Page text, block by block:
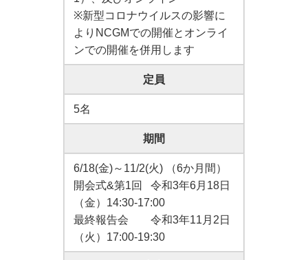
※新型コロナウイルスの影響に
よりNCGMでの開催とオンライ
ンでの開催を併用します
定員
5名
期間
6/18(金)～11/2(火) （6か月間）
開会式&第1回 令和3年6月18日
（金）14:30-17:00
最終報告会 令和3年11月2日
（火）17:00-19:30